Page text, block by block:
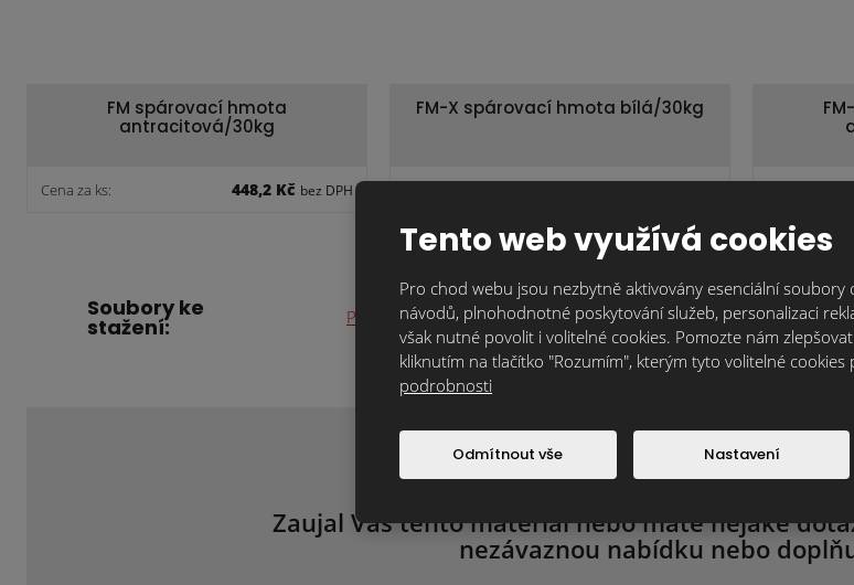
FM spárovací hmota
antracitová/30kg
Cena za ks: 448,2 Kč bez DPH
FM-X spárovací hmota bílá/30kg
Soubory ke
stažení: Prohlášení o vlastnostech 81.30 KB
Zaujal Vás tento materiál nebo máte nějaké
nezávaznou nabídku nebo
Tento web využívá cookies
Pro chod webu jsou nezbytně aktivovány esenciální soubory
návodů, plnohodnotné poskytování služeb, personalizaci
však nutné povolit i volitelné cookies. Pomozte nám
kliknutím na tlačítko "Rozumím", kterým tyto volitelné cookies
podrobnosti
Odmítnout vše Nastavení